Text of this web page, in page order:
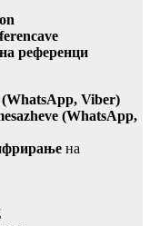
референци
(WhatsApp, Viber)
(WhatsApp,
на